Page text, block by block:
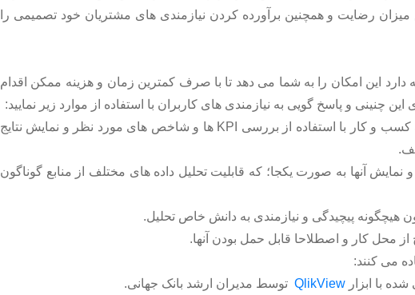
رضایت و همچنین برآورده کردن نیازمندی های مشتریان خود تصمیمی را
دارد این امکان را به شما می دهد تا با صرف کمترین زمان و هزینه ممکن اقدام
چنینی و پاسخ گویی به نیازمندی های کاربران با استفاده از موارد زیر نمایید:
• فراهم کردن بینش اجرایی از نتیجه کسب و کار با استفاده از بررسی KPI ها و شاخص های مورد نظر و نمایش نتایج
نمایش آنها به صورت یکجا؛ که قابلیت تحلیل داده های مختلف از منابع گوناگون
هیچگونه پیچیدگی و نیازمندی به دانش خاص تحلیل.
محل کار و اصطلاحا قابل حمل بودن آنها.
می کنند:
با ابزار QlikView توسط مدیران ارشد بانک جهانی.